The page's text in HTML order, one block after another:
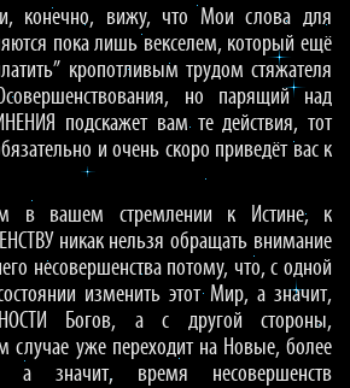
конечно, вижу, что Мои слова для
пока лишь векселем, который ещё
кропотливым трудом стяжателя
но парящий над
подскажет вам те действия, тот
и очень скоро приведёт вас к
в вашем стремлении к Истине, к
никак нельзя обращать внимание
несовершенства потому, что, с одной
изменить этот Мир, а значит,
Богов, а с другой стороны,
случае уже переходит на Новые, более
а значит, время несовершенств